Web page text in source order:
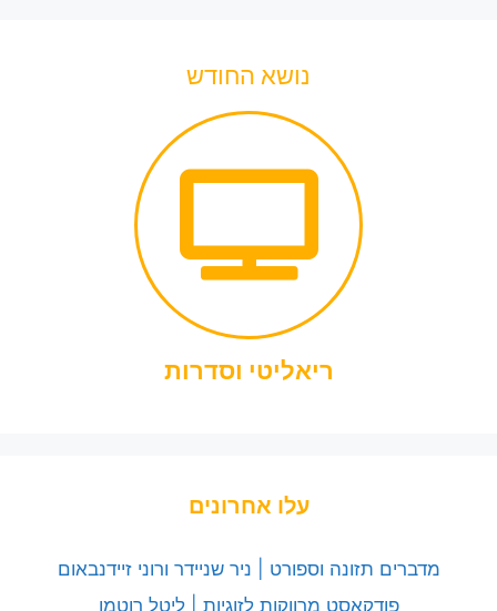
נושא החודש
ריאליטי וסדרות
עלו אחרונים
מדברים תזונה וספורט | ניר שניידר ורוני זיידנבאום
פודקאסט מרווקות לזוגיות | ליטל רוטמן